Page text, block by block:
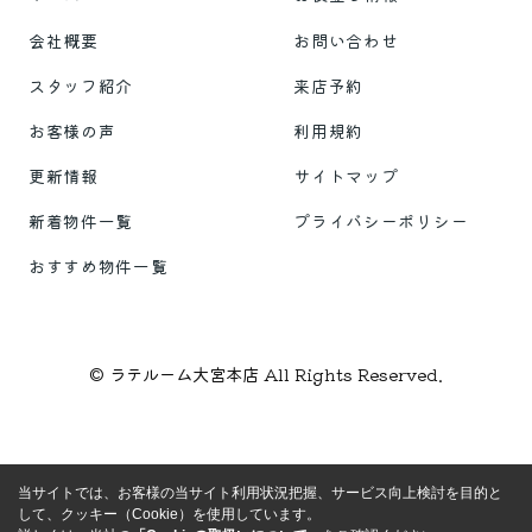
会社概要
お問い合わせ
スタッフ紹介
来店予約
お客様の声
利用規約
更新情報
サイトマップ
新着物件一覧
プライバシーポリシー
おすすめ物件一覧
© ラテルーム大宮本店 All Rights Reserved.
当サイトでは、お客様の当サイト利用状況把握、サービス向上検討を目的と
して、クッキー（Cookie）を使用しています。